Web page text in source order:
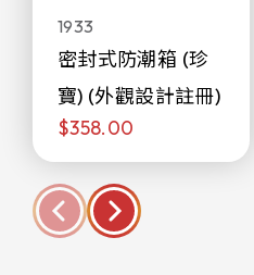
1933
密封式防潮箱 (珍
寶) (外觀設計註冊)
$358.00